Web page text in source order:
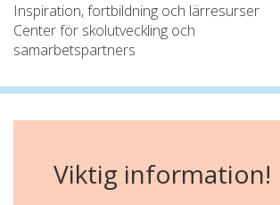
Inspiration, fortbildning och lärresurser
Center för skolutveckling och
samarbetspartners
Viktig information!